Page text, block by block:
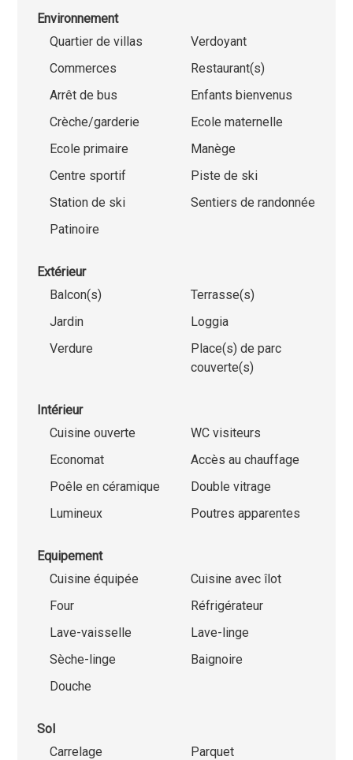
Environnement
Quartier de villas
Verdoyant
Commerces
Restaurant(s)
Arrêt de bus
Enfants bienvenus
Crèche/garderie
Ecole maternelle
Ecole primaire
Manège
Centre sportif
Piste de ski
Station de ski
Sentiers de randonnée
Patinoire
Extérieur
Balcon(s)
Terrasse(s)
Jardin
Loggia
Verdure
Place(s) de parc
couverte(s)
Intérieur
Cuisine ouverte
WC visiteurs
Economat
Accès au chauffage
Poêle en céramique
Double vitrage
Lumineux
Poutres apparentes
Equipement
Cuisine équipée
Cuisine avec îlot
Four
Réfrigérateur
Lave-vaisselle
Lave-linge
Sèche-linge
Baignoire
Douche
Sol
Carrelage
Parquet